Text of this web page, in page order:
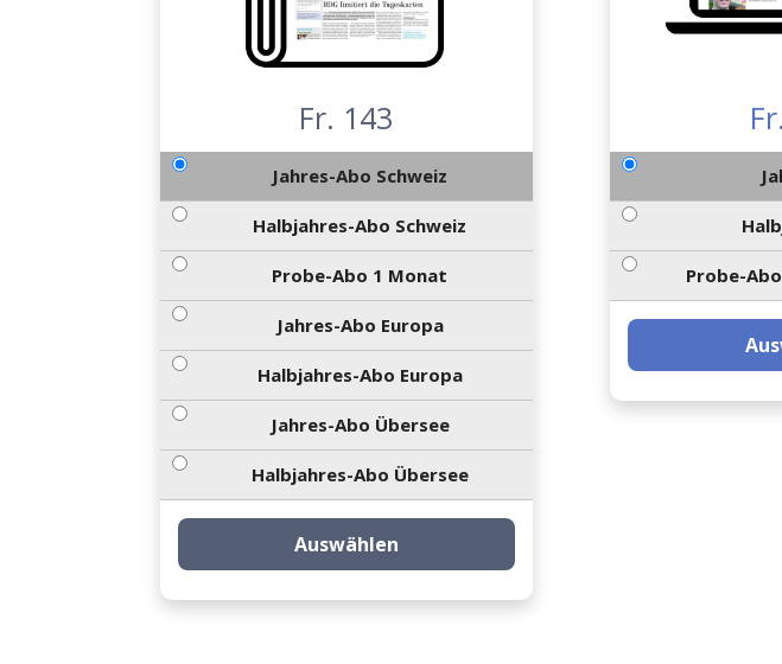
Fr. 143
Jahres-Abo Schweiz
Halbjahres-Abo Schweiz
Probe-Abo 1 Monat
Jahres-Abo Europa
Halbjahres-Abo Europa
Jahres-Abo Übersee
Halbjahres-Abo Übersee
Auswählen
Probe-